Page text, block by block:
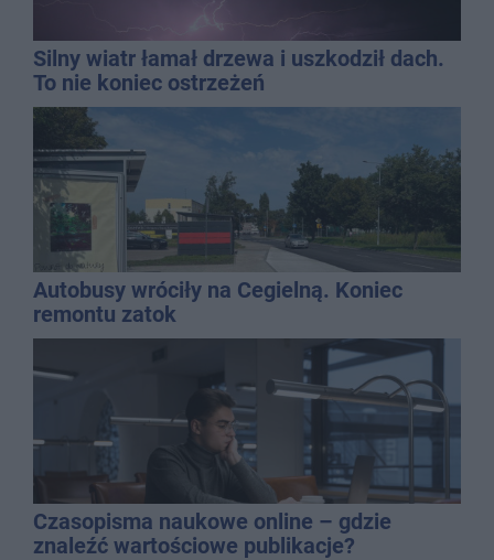
Silny wiatr łamał drzewa i uszkodził dach.
To nie koniec ostrzeżeń
Autobusy wróciły na Cegielną. Koniec
remontu zatok
Czasopisma naukowe online – gdzie
znaleźć wartościowe publikacje?